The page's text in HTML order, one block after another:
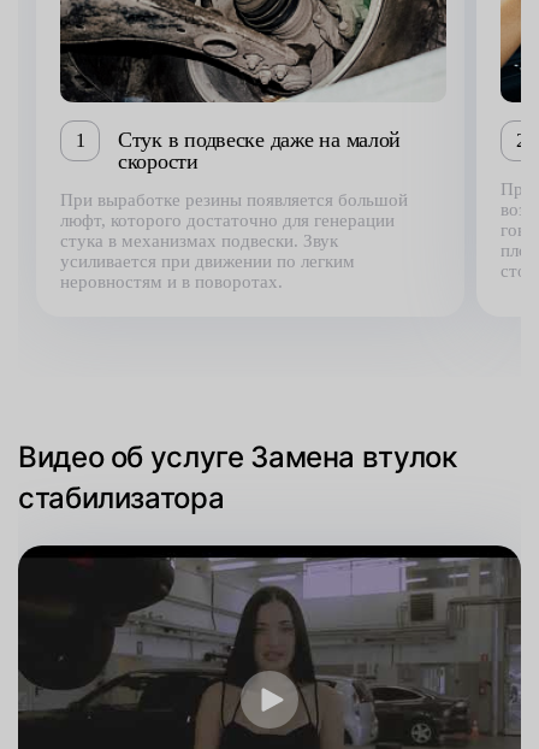
1
Стук в подвеске даже на малой
скорости
При выработке резины появляется большой
люфт, которого достаточно для генерации
стука в механизмах подвески. Звук
усиливается при движении по легким
неровностям и в поворотах.
2
При
Видео об услуге Замена втулок
стабилизатора